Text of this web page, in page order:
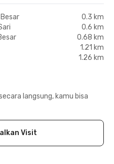
0.3 km
0.6 km
0.68 km
1.21 km
1.26 km
langsung, kamu bisa
Visit